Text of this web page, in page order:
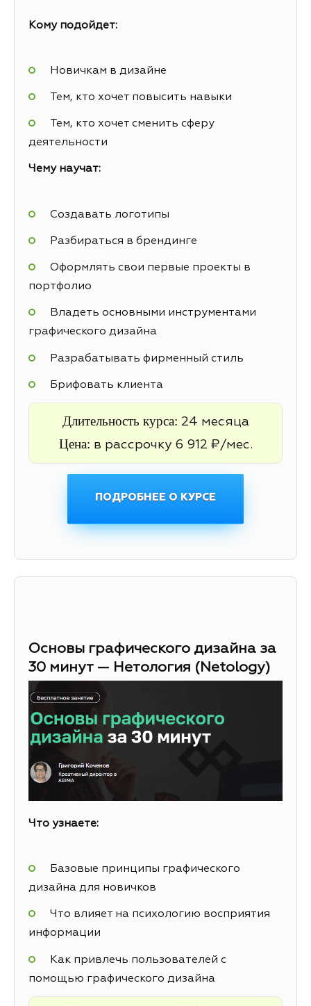
Кому подойдет:
Новичкам в дизайне
Тем, кто хочет повысить навыки
Тем, кто хочет сменить сферу
деятельности
Чему научат:
Создавать логотипы
Разбираться в брендинге
Оформлять свои первые проекты в
портфолио
Владеть основными инструментами
графического дизайна
Разрабатывать фирменный стиль
Брифовать клиента
Длительность курса: 24 месяца
Цена: в рассрочку 6 912 ₽/мес.
ПОДРОБНЕЕ О КУРСЕ
Основы графического дизайна за
30 минут — Нетология (Netology)
Что узнаете:
Базовые принципы графического
дизайна для новичков
Что влияет на психологию восприятия
информации
Как привлечь пользователей с
помощью графического дизайна